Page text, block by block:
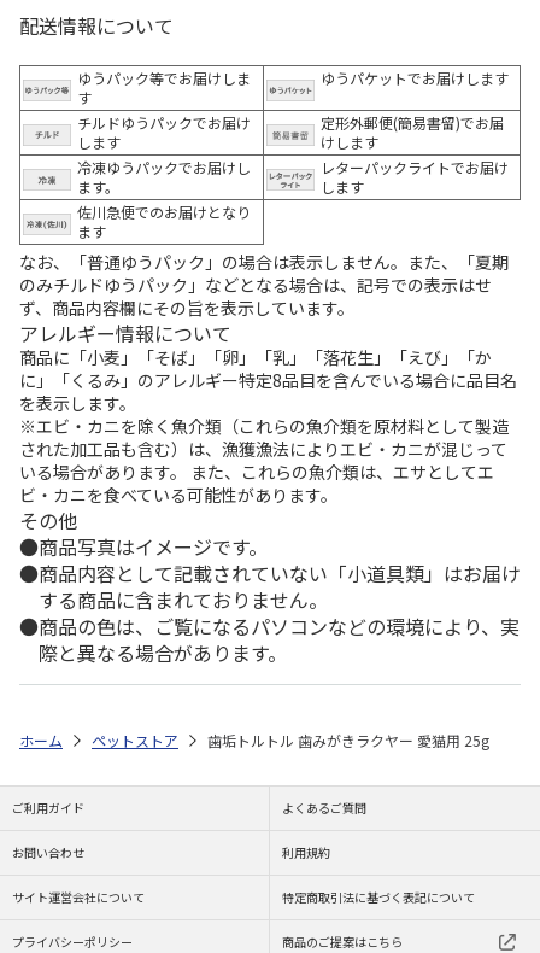
配送情報について
ゆうパック等でお届けしま
す
ゆうパケットでお届けします
チルドゆうパックでお届け
します
定形外郵便(簡易書留)でお届
けします
冷凍ゆうパックでお届けし
ます。
レターパックライトでお届け
します
佐川急便でのお届けとなり
ます
なお、「普通ゆうパック」の場合は表示しません。また、「夏期
のみチルドゆうパック」などとなる場合は、記号での表示はせ
ず、商品内容欄にその旨を表示しています。
アレルギー情報について
商品に「小麦」「そば」「卵」「乳」「落花生」「えび」「か
に」「くるみ」のアレルギー特定8品目を含んでいる場合に品目名
を表示します。
※エビ・カニを除く魚介類（これらの魚介類を原材料として製造
された加工品も含む）は、漁獲漁法によりエビ・カニが混じって
いる場合があります。 また、これらの魚介類は、エサとしてエ
ビ・カニを食べている可能性があります。
その他
商品写真はイメージです。
商品内容として記載されていない「小道具類」はお届け
する商品に含まれておりません。
商品の色は、ご覧になるパソコンなどの環境により、実
際と異なる場合があります。
ホーム ペットストア 歯垢トルトル 歯みがきラクヤー 愛猫用 25g
ご利用ガイド よくあるご質問
お問い合わせ 利用規約
サイト運営会社について 特定商取引法に基づく表記について
プライバシーポリシー 商品のご提案はこちら